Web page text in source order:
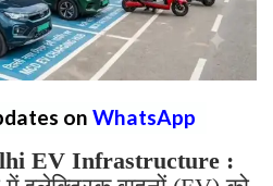
on WhatsApp
EV Infrastructure :